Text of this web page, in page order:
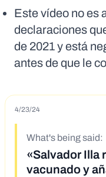
Este vídeo no es
declaraciones
de 2021 y está
antes de que le
4/23/24
What's being said:
«Salvador Illa
vacunado y